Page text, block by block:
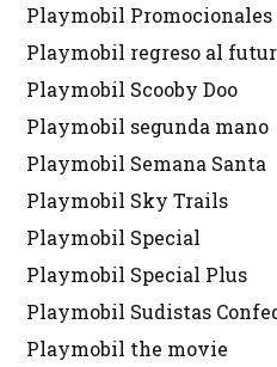
Playmobil Promocionales
Playmobil regreso al
Playmobil Scooby Doo
Playmobil segunda mano
Playmobil Semana Santa
Playmobil Sky Trails
Playmobil Special
Playmobil Special Plus
Playmobil Sudistas
Playmobil the movie